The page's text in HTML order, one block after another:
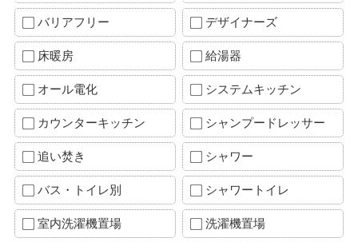
バリアフリー デザイナーズ
床暖房 給湯器
オール電化 システムキッチン
カウンターキッチン シャンプードレッサー
追い焚き シャワー
バス・トイレ別 シャワートイレ
室内洗濯機置場 洗濯機置場